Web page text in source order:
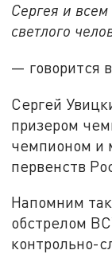
Сергея и всем
светлого
— говорится
Сергей
призером
чемпионом и
первенств
Напомним
обстрелом
контрольно-